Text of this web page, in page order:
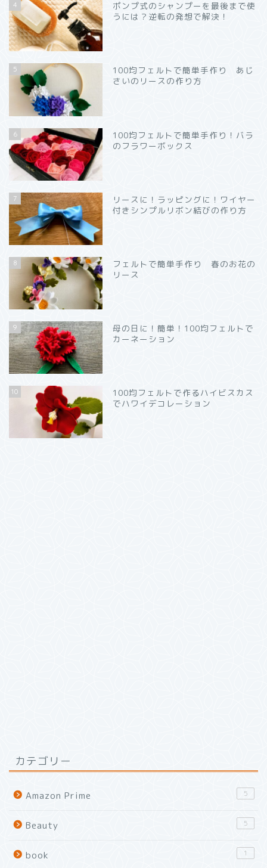
4
ポンプ式のシャンプーを最後まで使
うには？逆転の発想で解決！
5
100均フェルトで簡単手作り あじ
さいのリースの作り方
6
100均フェルトで簡単手作り！バラ
のフラワーボックス
7
リースに！ラッピングに！ワイヤー
付きシンプルリボン結びの作り方
8
フェルトで簡単手作り 春のお花の
リース
9
母の日に！簡単！100均フェルトで
カーネーション
10
100均フェルトで作るハイビスカス
でハワイデコレーション
カテゴリー
Amazon Prime 5
Beauty 5
book 1